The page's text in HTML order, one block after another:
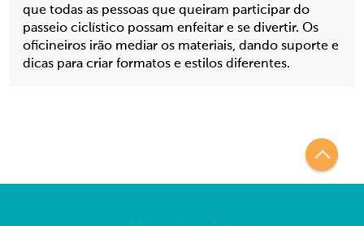
que todas as pessoas que queiram participar do
passeio ciclístico possam enfeitar e se divertir. Os
oficineiros irão mediar os materiais, dando suporte e
dicas para criar formatos e estilos diferentes.